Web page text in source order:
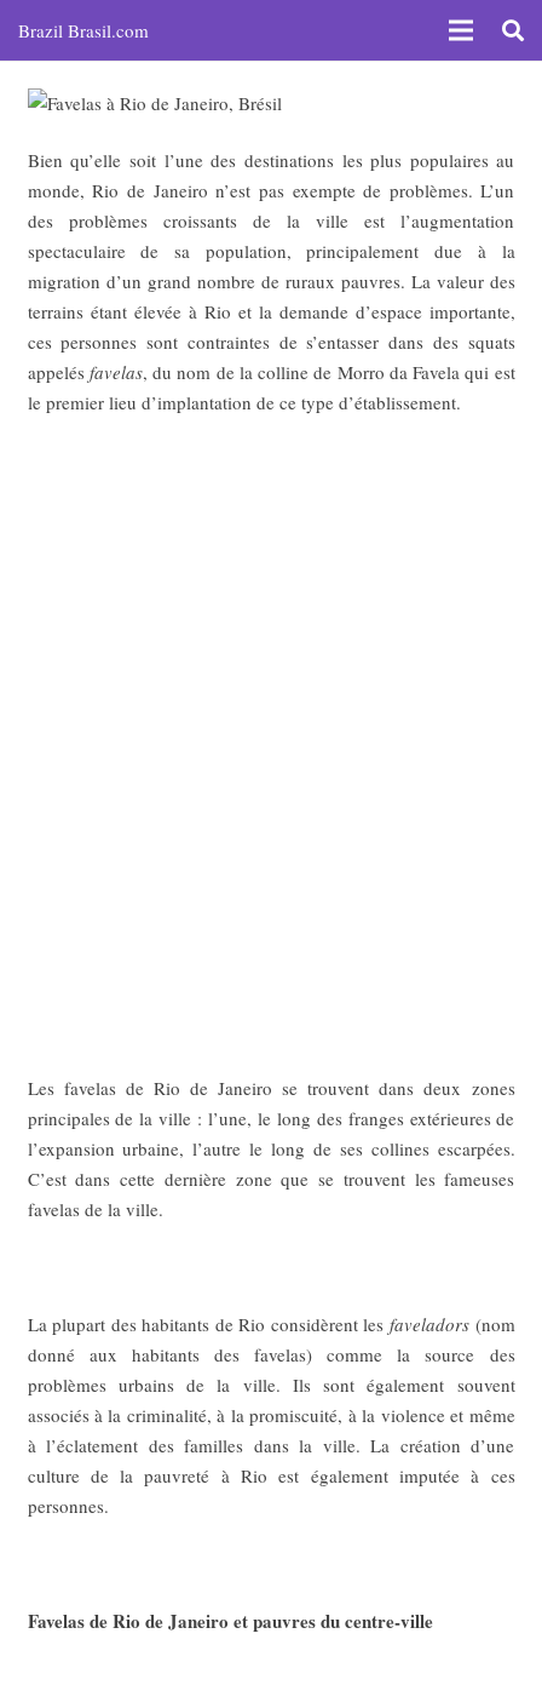
Brazil Brasil.com
Bien qu’elle soit l’une des destinations les plus populaires au
monde, Rio de Janeiro n’est pas exempte de problèmes. L’un
des problèmes croissants de la ville est l’augmentation
spectaculaire de sa population, principalement due à la
migration d’un grand nombre de ruraux pauvres. La valeur des
terrains étant élevée à Rio et la demande d’espace importante,
ces personnes sont contraintes de s’entasser dans des squats
appelés favelas, du nom de la colline de Morro da Favela qui est
le premier lieu d’implantation de ce type d’établissement.
Les favelas de Rio de Janeiro se trouvent dans deux zones
principales de la ville : l’une, le long des franges extérieures de
l’expansion urbaine, l’autre le long de ses collines escarpées.
C’est dans cette dernière zone que se trouvent les fameuses
favelas de la ville.
La plupart des habitants de Rio considèrent les faveladors(nom
donné aux habitants des favelas) comme la source des
problèmes urbains de la ville. Ils sont également souvent
associés à la criminalité, à la promiscuité, à la violence et même
à l’éclatement des familles dans la ville. La création d’une
culture de la pauvreté à Rio est également imputée à ces
personnes.
Favelas de Rio de Janeiro et pauvres du centre-ville